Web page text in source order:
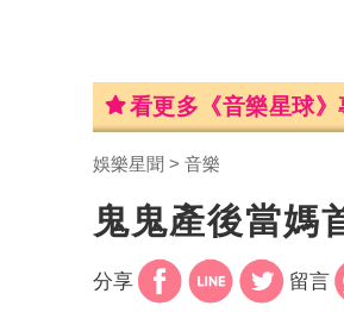
看更多《音樂星球
娛樂星聞 音樂
鬼鬼產後當
分享 留言